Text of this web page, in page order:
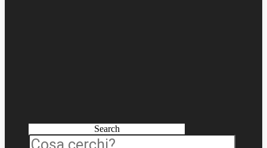
Search